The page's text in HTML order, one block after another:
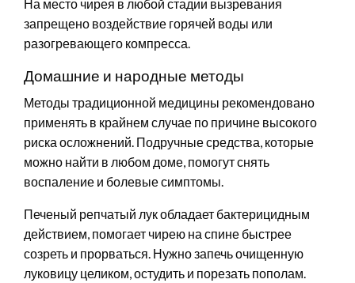
На место чирея в любой стадии вызревания
запрещено воздействие горячей воды или
разогревающего компресса.
Домашние и народные методы
Методы традиционной медицины рекомендовано
применять в крайнем случае по причине высокого
риска осложнений. Подручные средства, которые
можно найти в любом доме, помогут снять
воспаление и болевые симптомы.
Печеный репчатый лук обладает бактерицидным
действием, помогает чирею на спине быстрее
созреть и прорваться. Нужно запечь очищенную
луковицу целиком, остудить и порезать пополам.